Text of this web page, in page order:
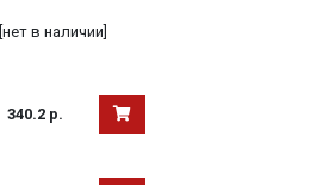
[нет в наличии]
340.2 р.